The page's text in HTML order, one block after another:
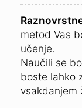
metod Vas
učenje.
Naučili se
boste lahko
vsakdanjem